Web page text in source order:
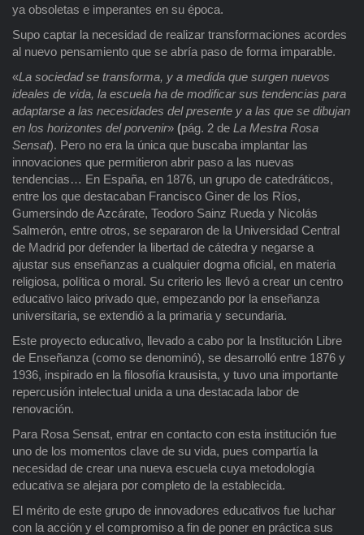
ya obsoletas e imperantes en su época.
Supo captar la necesidad de realizar transformaciones acordes
al nuevo pensamiento que se abría paso de forma imparable.
«La sociedad se transforma, y a medida que surgen nuevos
ideales de vida, la escuela ha de modificar sus tendencias para
adaptarse a las necesidades del presente y a las que se dibujan
en los horizontes del porvenir» (pág. 2 de La Mestra Rosa
Sensat). Pero no era la única que buscaba implantar las
innovaciones que permitieron abrir paso a las nuevas
tendencias… En España, en 1876, un grupo de catedráticos,
entre los que destacaban Francisco Giner de los Ríos,
Gumersindo de Azcárate, Teodoro Sainz Rueda y Nicolás
Salmerón, entre otros, se separaron de la Universidad Central
de Madrid por defender la libertad de cátedra y negarse a
ajustar sus enseñanzas a cualquier dogma oficial, en materia
religiosa, política o moral. Su criterio les llevó a crear un centro
educativo laico privado que, empezando por la enseñanza
universitaria, se extendió a la primaria y secundaria.
Este proyecto educativo, llevado a cabo por la Institución Libre
de Enseñanza (como se denominó), se desarrolló entre 1876 y
1936, inspirado en la filosofía krausista, y tuvo una importante
repercusión intelectual unida a una destacada labor de
renovación.
Para Rosa Sensat, entrar en contacto con esta institución fue
uno de los momentos clave de su vida, pues compartía la
necesidad de crear una nueva escuela cuya metodología
educativa se alejara por completo de la establecida.
El mérito de este grupo de innovadores educativos fue luchar
con la acción y el compromiso a fin de poner en práctica sus